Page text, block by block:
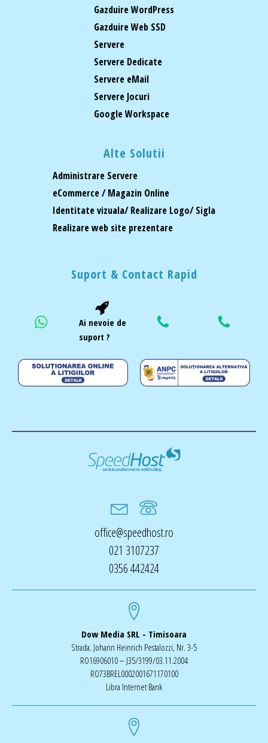
Gazduire WordPress
Gazduire Web SSD
Servere
Servere Dedicate
Servere eMail
Servere Jocuri
Google Workspace
Alte Solutii
Administrare Servere
eCommerce / Magazin Online
Identitate vizuala/ Realizare Logo/ Sigla
Realizare web site prezentare
Suport & Contact Rapid
Ai nevoie de
suport ?
office@speedhost.ro
021 3107237
0356 442424
Dow Media SRL - Timisoara
Strada. Johann Heinrich Pestalozzi, Nr. 3-5
RO16906010 – J35/3199/03.11.2004
RO73BREL0002001671170100
Libra Internet Bank